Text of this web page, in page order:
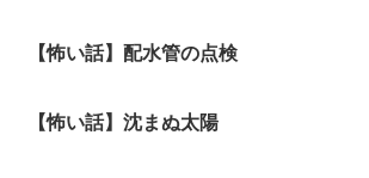
【怖い話】配水管の点検
【怖い話】沈まぬ太陽